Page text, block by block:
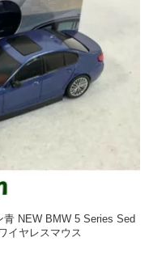
青 NEW BMW 5 Series Sed
イヤレスマウス